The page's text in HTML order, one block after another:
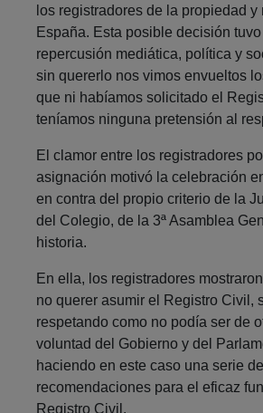
los registradores de la propiedad y
España. Esta posible decisión
repercusión mediática, política y
sin quererlo nos vimos envueltos
que ni habíamos solicitado el
teníamos ninguna pretensión al
El clamor entre los registradores
asignación motivó la celebración
en contra del propio criterio de la
del Colegio, de la 3ª Asamblea
historia.
En ella, los registradores
no querer asumir el Registro Civil,
respetando como no podía ser de
voluntad del Gobierno y del
haciendo en este caso una serie
recomendaciones para el eficaz
Registro Civil.